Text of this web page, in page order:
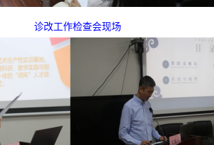
诊改工作检查会现场